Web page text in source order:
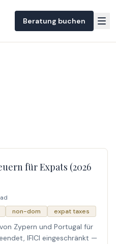
Beratung buchen
für Expats (2026
non-dom expat taxes
Zypern und Portugal für
IFICI eingeschränkt —